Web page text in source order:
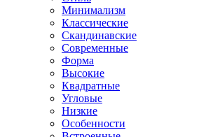
Минимализм
Классические
Скандинавские
Современные
Форма
Высокие
Квадратные
Угловые
Низкие
Особенности